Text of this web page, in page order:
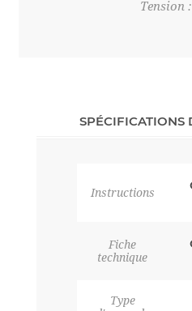
Tension
SPÉCIFICATIONS
Instructions
Fiche
technique
Type